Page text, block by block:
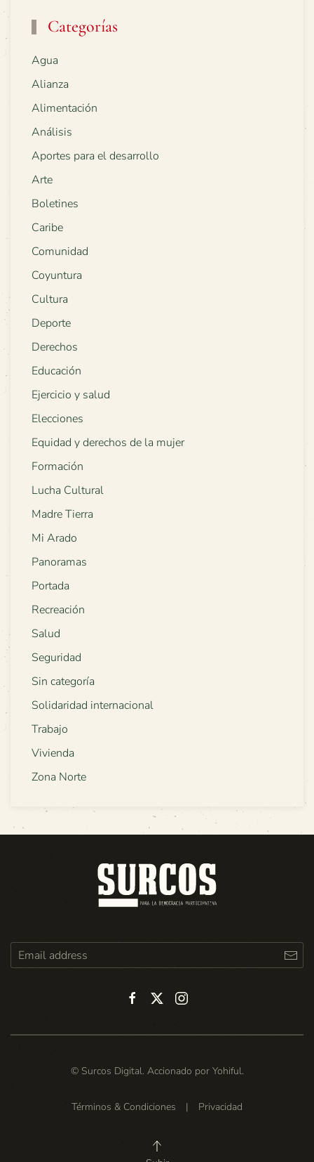
Categorías
Agua
Alianza
Alimentación
Análisis
Aportes para el desarrollo
Arte
Boletines
Caribe
Comunidad
Coyuntura
Cultura
Deporte
Derechos
Educación
Ejercicio y salud
Elecciones
Equidad y derechos de la mujer
Formación
Lucha Cultural
Madre Tierra
Mi Arado
Panoramas
Portada
Recreación
Salud
Seguridad
Sin categoría
Solidaridad internacional
Trabajo
Vivienda
Zona Norte
© Surcos Digital. Accionado por Yohiful.
Términos & Condiciones | Privacidad